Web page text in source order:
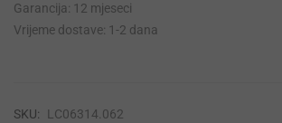
Garancija: 12 mjeseci
Vrijeme dostave: 1-2 dana
SKU: LC06314.062